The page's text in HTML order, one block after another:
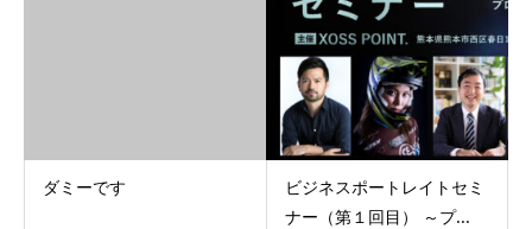
ダミーです
ビジネスポートレイトセミ
ナー（第１回目） ～プ...